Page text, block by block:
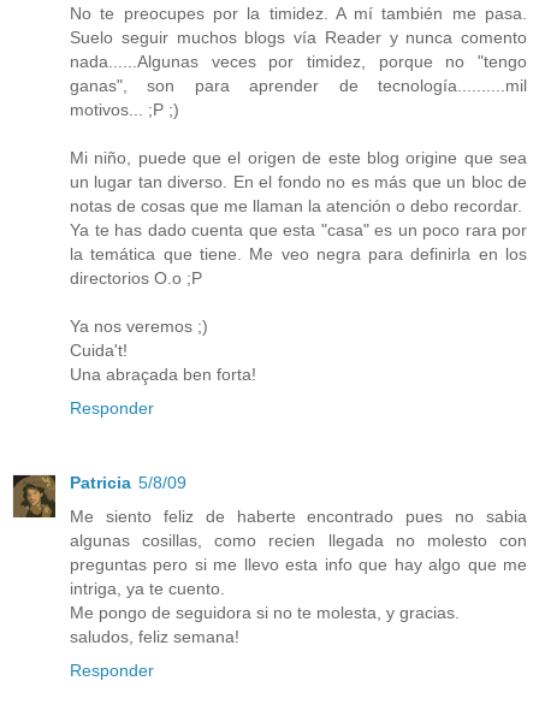
No te preocupes por la timidez. A mí también me pasa.
Suelo seguir muchos blogs vía Reader y nunca comento
nada......Algunas veces por timidez, porque no "tengo
ganas", son para aprender de tecnología..........mil
motivos... ;P ;)
Mi niño, puede que el origen de este blog origine que sea
un lugar tan diverso. En el fondo no es más que un bloc de
notas de cosas que me llaman la atención o debo recordar.
Ya te has dado cuenta que esta "casa" es un poco rara por
la temática que tiene. Me veo negra para definirla en los
directorios O.o ;P
Ya nos veremos ;)
Cuida't!
Una abraçada ben forta!
Responder
Patricia 5/8/09
Me siento feliz de haberte encontrado pues no sabia
algunas cosillas, como recien llegada no molesto con
preguntas pero si me llevo esta info que hay algo que me
intriga, ya te cuento.
Me pongo de seguidora si no te molesta, y gracias.
saludos, feliz semana!
Responder